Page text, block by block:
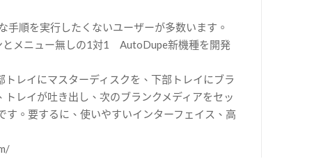
順を実行したくないユーザーが多数います。
とメニュー無しの1対1 AutoDupe新機種を開発
レイにマスターディスクを、下部トレイにブラ
レイが吐き出し、次のブランクメディアをセッ
。要するに、使いやすいインターフェイス、高